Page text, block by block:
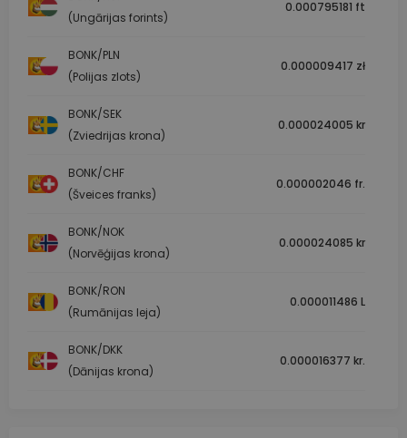
(Ungārijas forints)
0.000795181 ft
BONK/PLN
(Polijas zlots)
0.000009417 zł
BONK/SEK
(Zviedrijas krona)
0.000024005 kr
BONK/CHF
(Šveices franks)
0.000002046 fr.
BONK/NOK
(Norvēģijas krona)
0.000024085 kr
BONK/RON
(Rumānijas leja)
0.000011486 L
BONK/DKK
(Dānijas krona)
0.000016377 kr.